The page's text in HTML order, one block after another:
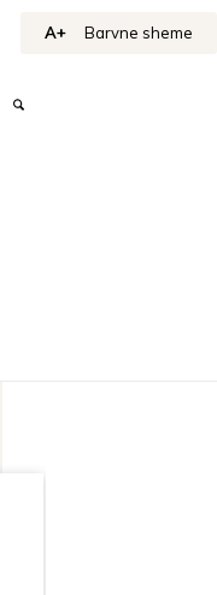
A+ Barvne sheme